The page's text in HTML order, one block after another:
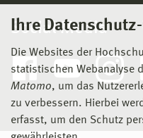
Ihre
Die Websites der
statistischen Webanalyse
Matomo, um das
zu verbessern. Hierbei
erfasst, um den Schutz
Social Media